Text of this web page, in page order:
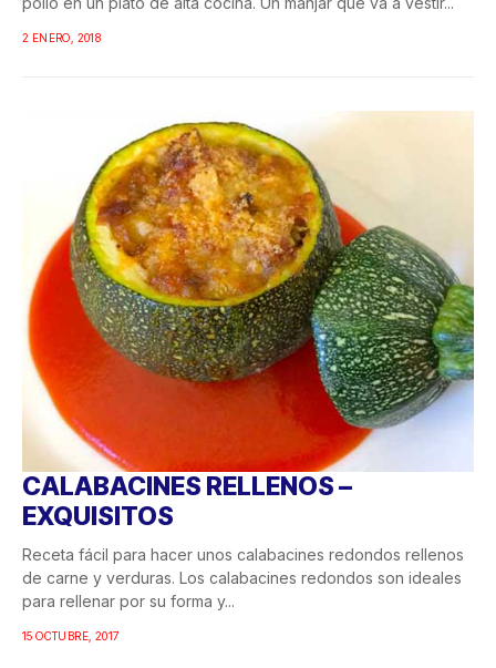
2 ENERO, 2018
CALABACINES RELLENOS –
EXQUISITOS
Receta fácil para hacer unos calabacines redondos rellenos
de carne y verduras. Los calabacines redondos son ideales
para rellenar por su forma y...
15 OCTUBRE, 2017